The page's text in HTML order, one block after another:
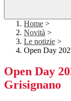
Home >
Novità >
Le notizie >
Open Day
Open Day
Grisignano